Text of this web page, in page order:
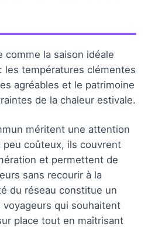
comme la saison idéale
les températures clémentes
agréables et le patrimoine
de la chaleur estivale.
méritent une attention
coûteux, ils couvrent
et permettent de
sans recourir à la
du réseau constitue un
voyageurs qui souhaitent
place tout en maîtrisant